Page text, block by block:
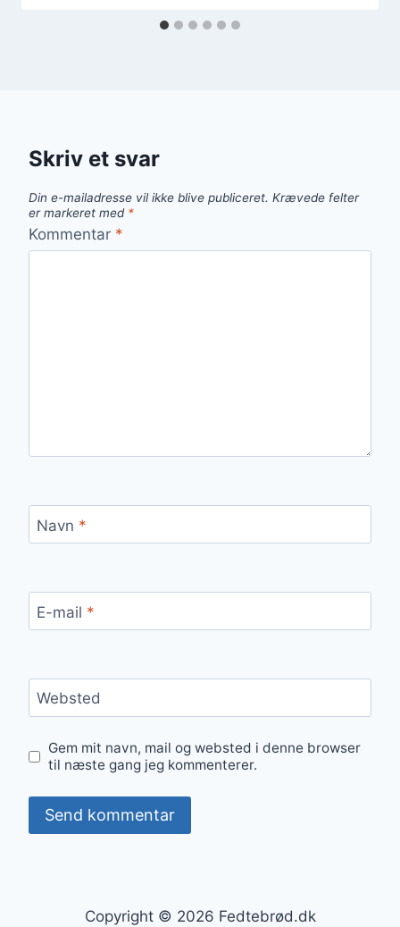
Skriv et svar
Din e-mailadresse vil ikke blive publiceret. Krævede felter
er markeret med *
Kommentar *
Navn *
E-mail *
Websted
Gem mit navn, mail og websted i denne browser
til næste gang jeg kommenterer.
Copyright © 2026 Fedtebrød.dk